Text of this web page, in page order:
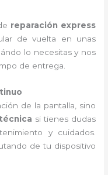
reparación express
de vuelta en unas
lo necesitas y nos
de entrega.
de la pantalla, sino
si tienes dudas
y cuidados.
de tu dispositivo